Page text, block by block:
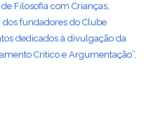
Filosofia com Crianças,
fundadores do Clube
dedicados à divulgação da
Crítico e Argumentação”,